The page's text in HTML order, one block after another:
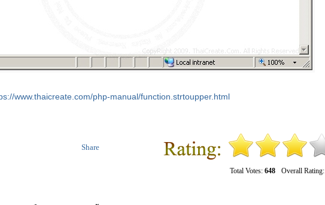
www.thaicreate.com/php-manual/function.strtoupper.html
Total Votes: 648 Overall Rating:
Share